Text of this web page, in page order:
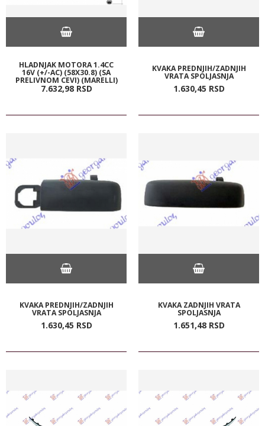
HLADNJAK MOTORA 1.4CC
16V (+/-AC) (58X30.8) (SA
PRELIVNOM CEVI) (MARELLI)
7.632,98 RSD
KVAKA PREDNJIH/ZADNJIH
VRATA SPOLJASNJA
1.630,45 RSD
KVAKA PREDNJIH/ZADNJIH
VRATA SPOLJASNJA
1.630,45 RSD
KVAKA ZADNJIH VRATA
SPOLJASNJA
1.651,48 RSD